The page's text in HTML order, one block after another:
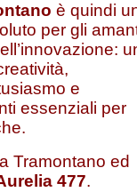
è quindi
per gli
e
essenziali per
Tramontano ed
477.